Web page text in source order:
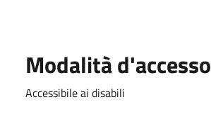
Modalità d'accesso
Accessibile ai disabili